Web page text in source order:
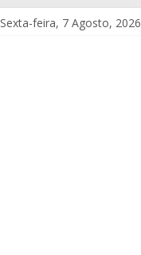
Sexta-feira, 7 Agosto, 2026